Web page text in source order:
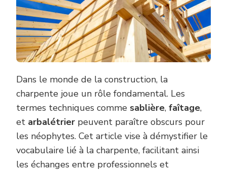
Dans le monde de la construction, la
charpente joue un rôle fondamental. Les
termes techniques comme sablière, faîtage,
et arbalétrier peuvent paraître obscurs pour
les néophytes. Cet article vise à démystifier le
vocabulaire lié à la charpente, facilitant ainsi
les échanges entre professionnels et